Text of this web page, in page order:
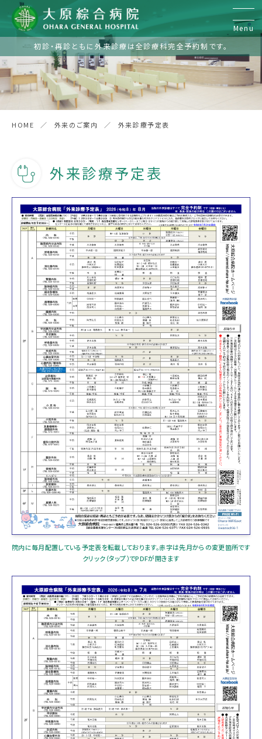
Menu
初診・再診ともに外来診療は全診療科完全予約制です。
HOME 外来のご案内 外来診療予定表
外来診療予定表
院内に毎月配置している予定表を転載しております。赤字は先月からの変更箇所です
クリック（タップ）でPDFが開きます
診療科
内科
糖尿病内分泌内科
循環器内科
消化器内科
腎臓内科
脳神経内科
総合診療科
小児科
外科／甲状腺科・甲状腺内分泌外科・腫瘍内科
乳腺外科
整形外科
脊椎外科
リハビリテーション科
脳神経外科
心臓血管外科
呼吸器外科
耳鼻咽喉科・頭頸部外科
泌尿器科・泌尿器内視鏡外科
眼科
小児外科
産婦人科
心療内科・精神科